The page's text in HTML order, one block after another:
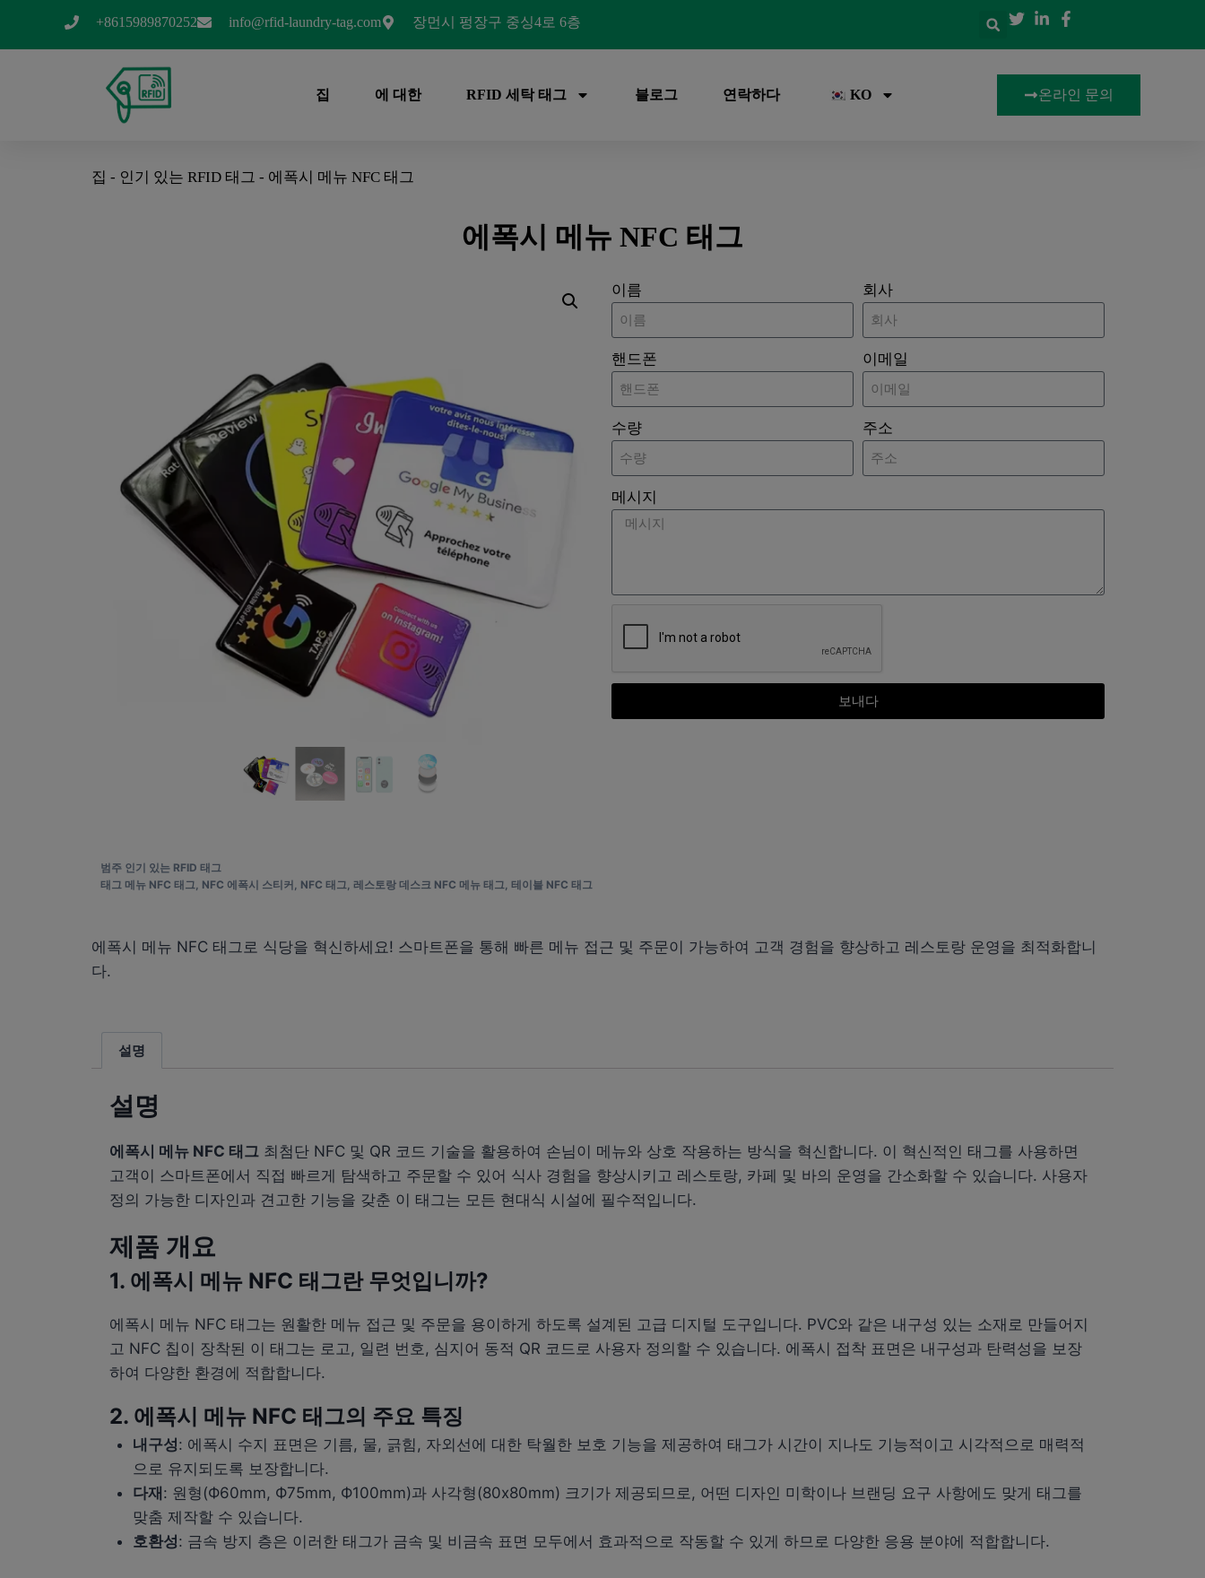
+8615989870252 info@rfid-laundry-tag.com 장먼시 펑장구 중싱4로 6층
집 에 대한 RFID 세탁 태그 블로그 연락하다 KO 온라인 문의
집 - 인기 있는 RFID 태그 - 에폭시 메뉴 NFC 태그
에폭시 메뉴 NFC 태그
이름 회사
핸드폰 이메일
수량 주소
메시지
보내다
범주 인기 있는 RFID 태그
태그 메뉴 NFC 태그, NFC 에폭시 스티커 , NFC 태그, 레스토랑 데스크 NFC 메뉴 태그, 테이블 NFC 태그
에폭시 메뉴 NFC 태그로 식당을 혁신하세요! 스마트폰을 통해 빠른 메뉴 접근 및 주문이 가능하여 고객 경험을 향상하고 레스토랑 운영을 최적화합니
다.
설명
설명
에폭시 메뉴 NFC 태그 최첨단 NFC 및 QR 코드 기술을 활용하여 손님이 메뉴와 상호 작용하는 방식을 혁신합니다. 이 혁신적인 태그를 사용하면
고객이 스마트폰에서 직접 빠르게 탐색하고 주문할 수 있어 식사 경험을 향상시키고 레스토랑, 카페 및 바의 운영을 간소화할 수 있습니다. 사용자
정의 가능한 디자인과 견고한 기능을 갖춘 이 태그는 모든 현대식 시설에 필수적입니다.
제품 개요
1. 에폭시 메뉴 NFC 태그란 무엇입니까?
에폭시 메뉴 NFC 태그는 원활한 메뉴 접근 및 주문을 용이하게 하도록 설계된 고급 디지털 도구입니다. PVC와 같은 내구성 있는 소재로 만들어지
고 NFC 칩이 장착된 이 태그는 로고, 일련 번호, 심지어 동적 QR 코드로 사용자 정의할 수 있습니다. 에폭시 접착 표면은 내구성과 탄력성을 보장
하여 다양한 환경에 적합합니다.
2. 에폭시 메뉴 NFC 태그의 주요 특징
내구성: 에폭시 수지 표면은 기름, 물, 긁힘, 자외선에 대한 탁월한 보호 기능을 제공하여 태그가 시간이 지나도 기능적이고 시각적으로 매력적
으로 유지되도록 보장합니다.
다재 : 원형(Ф60mm, Ф75mm, Ф100mm)과 사각형(80x80mm) 크기가 제공되므로, 어떤 디자인 미학이나 브랜딩 요구 사항에도 맞게 태그를
맞춤 제작할 수 있습니다.
호환성: 금속 방지 층은 이러한 태그가 금속 및 비금속 표면 모두에서 효과적으로 작동할 수 있게 하므로 다양한 응용 분야에 적합합니다.